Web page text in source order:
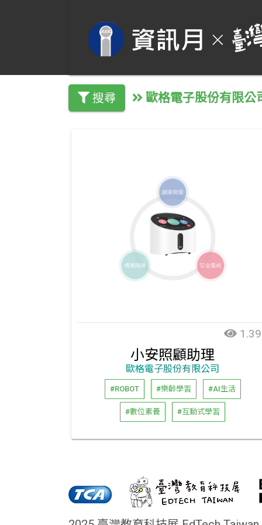
搜尋 歐格電子股份有限公
小安照顧助理
歐格電子股份有限公司
#ROBOT #樂齡學習 #AI生活
#數位素養 #互動式學習